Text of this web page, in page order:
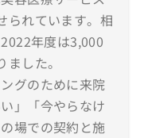
られています。相
年度は3,000
した。
グのために来院
」「今やらなけ
場での契約と施